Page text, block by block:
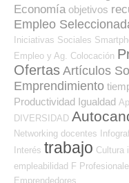
Economía objetivos
Empleo
Iniciativas Sociales
Empleo y Ag. Colocación
Ofertas Artículos
Emprendimiento
Productividad Igualdad
DIVERSIDAD
Networking docentes
Interés trabajo Cultura
empleabilidad F
Emprendedores